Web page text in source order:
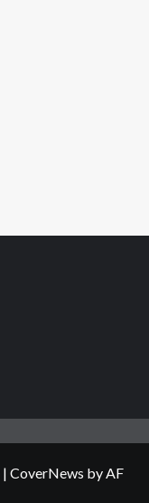
| CoverNews by AF